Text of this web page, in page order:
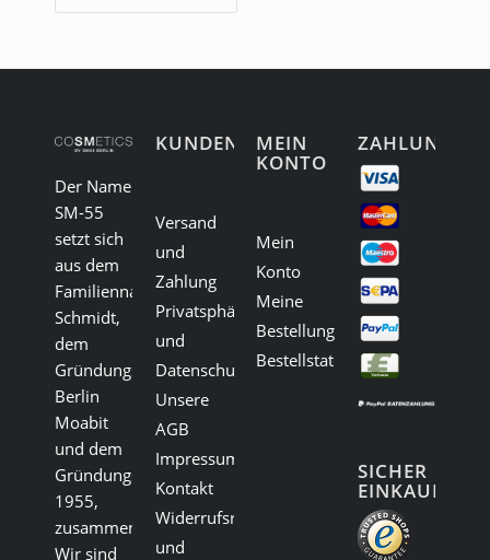
Der Name
SM-55
setzt sich
aus dem
Familiennamen
Schmidt,
dem
Gründungsort
Berlin
Moabit
und dem
Gründungsjahr
1955,
zusammen.
Wir sind
KUNDENSERVICE
Versand
und
Zahlung
Privatsphäre
und
Datenschutz
Unsere
AGB
Impressum
Kontakt
Widerrufsrecht
und
MEIN
KONTO
Mein
Konto
Meine
Bestellungen
Bestellstatus
ZAHLUNG
SICHER
EINKAUFEN: